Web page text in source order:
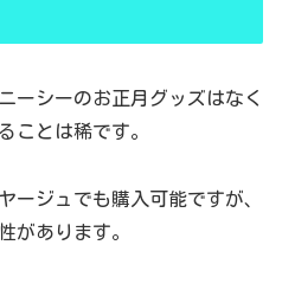
ーシーのお正月グッズはなく
ことは稀です。
ージュでも購入可能ですが、
があります。